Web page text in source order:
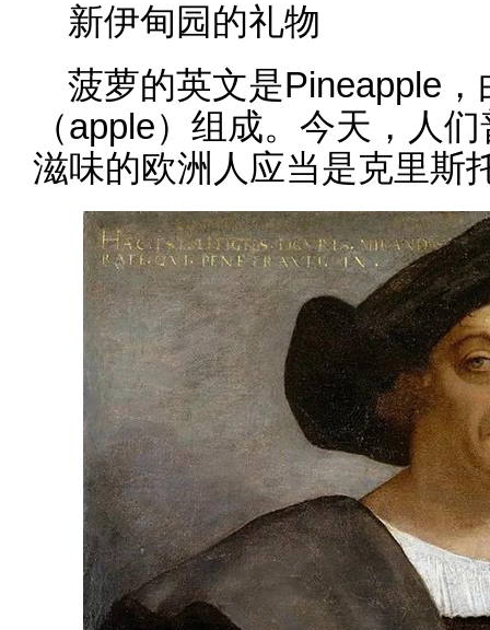
新伊甸园的礼物
菠萝的英文是Pineapple
（apple）组成。今天，人
滋味的欧洲人应当是克里斯